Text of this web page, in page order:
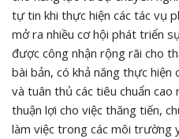
tự tin khi thực hiện các tác vụ
mở ra nhiều cơ hội phát triển
được công nhận rộng rãi cho
bài bản, có khả năng thực hiện
và tuân thủ các tiêu chuẩn cao
thuận lợi cho việc thăng tiến,
làm việc trong các môi trường